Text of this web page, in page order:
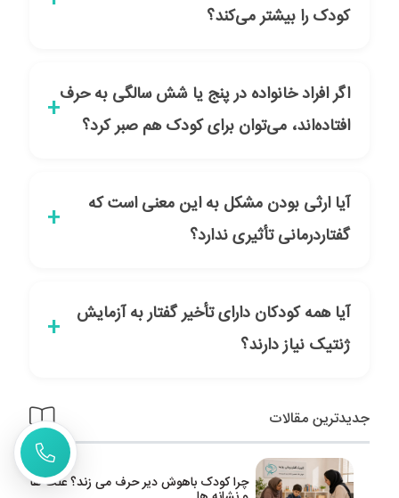
کودک را بیشتر می‌کند؟
اگر افراد خانواده در پنج یا شش سالگی به حرف
افتاده‌اند، می‌توان برای کودک هم صبر کرد؟
آیا ارثی بودن مشکل به این معنی است که
گفتاردرمانی تأثیری ندارد؟
آیا همه کودکان دارای تأخیر گفتار به آزمایش
ژنتیک نیاز دارند؟
جدیدترین مقالات
چرا کودک باهوش دیر حرف می زند؟ علت ها